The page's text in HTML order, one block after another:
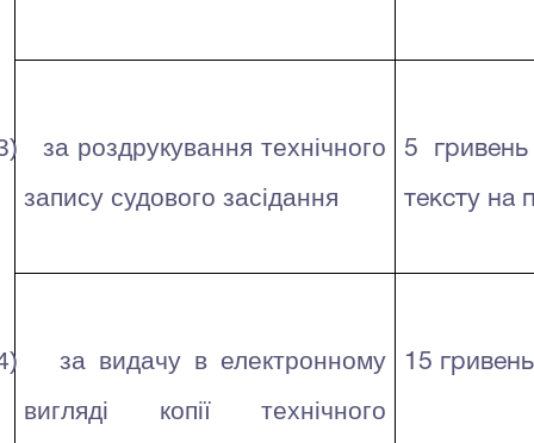
за роздрукування технічного
запису судового засідання
5 гривень
тексту на
за видачу в електронному
вигляді копії технічного
15 гривень